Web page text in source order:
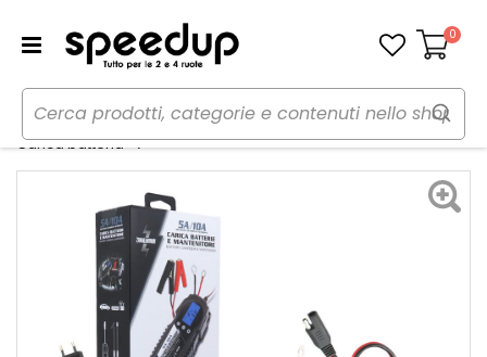
Carrello
0
Home Auto
Batterie, inverter ed avviatori
Carica batteria
Carica batteria E mantenitore - ZIM&MANN